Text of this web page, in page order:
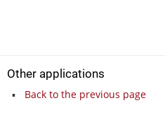
Other applications
Back to the previous page